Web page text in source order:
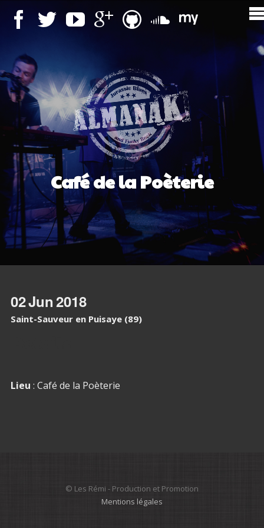
Café de la Poèterie
02Jun2018
Saint-Sauveur en Puisaye (89)
Lieu : Café de la Poèterie
© Les Rémi - Production et Promotion
Mentions légales